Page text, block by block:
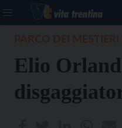
Elio